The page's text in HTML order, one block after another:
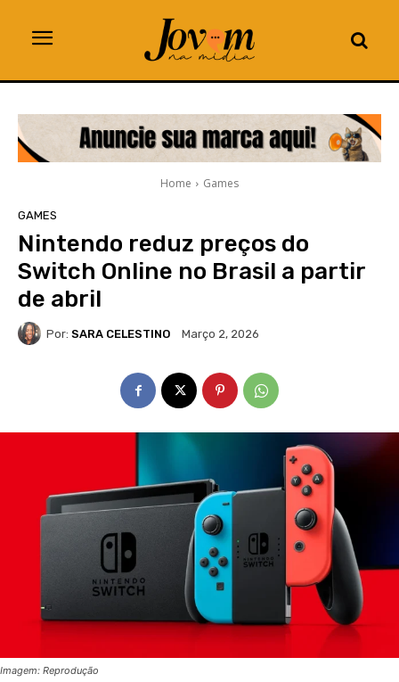
Home Games
GAMES
Nintendo reduz preços do
Switch Online no Brasil a partir
de abril
Por: SARA CELESTINO Março 2, 2026
Imagem: Reprodução